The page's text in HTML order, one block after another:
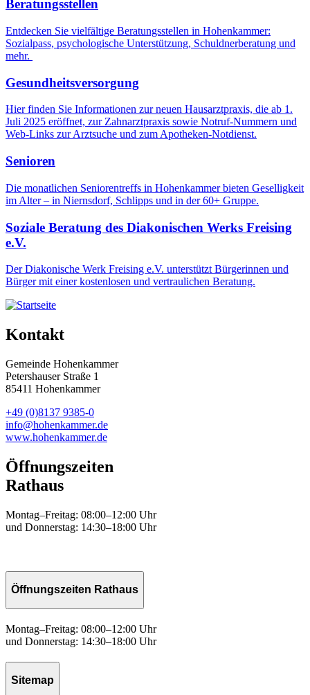
Beratungsstellen
Entdecken Sie vielfältige Beratungsstellen in Hohenkammer:
Sozialpass, psychologische Unterstützung, Schuldnerberatung und
mehr.
Gesundheitsversorgung
Hier finden Sie Informationen zur neuen Hausarztpraxis, die ab 1.
Juli 2025 eröffnet, zur Zahnarztpraxis sowie Notruf-Nummern und
Web-Links zur Arztsuche und zum Apotheken-Notdienst.
Senioren
Die monatlichen Seniorentreffs in Hohenkammer bieten Geselligkeit
im Alter – in Niernsdorf, Schlipps und in der 60+ Gruppe.
Soziale Beratung des Diakonischen Werks Freising
e.V.
Der Diakonische Werk Freising e.V. unterstützt Bürgerinnen und
Bürger mit einer kostenlosen und vertraulichen Beratung.
Kontakt
Gemeinde Hohenkammer
Petershauser Straße 1
85411 Hohenkammer
+49 (0)8137 9385-0
info@hohenkammer.de
www.hohenkammer.de
Öffnungszeiten
Rathaus
Montag–Freitag: 08:00–12:00 Uhr
und Donnerstag: 14:30–18:00 Uhr
Öffnungszeiten Rathaus
Montag–Freitag: 08:00–12:00 Uhr
und Donnerstag: 14:30–18:00 Uhr
Sitemap